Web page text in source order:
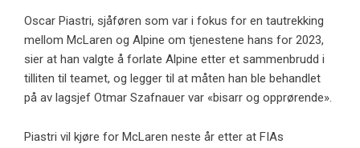
Oscar Piastri, sjåføren som var i fokus for en tautrekking
mellom McLaren og Alpine om tjenestene hans for 2023,
sier at han valgte å forlate Alpine etter et sammenbrudd i
tilliten til teamet, og legger til at måten han ble behandlet
på av lagsjef Otmar Szafnauer var «bisarr og opprørende».
Piastri vil kjøre for McLaren neste år etter at FIAs